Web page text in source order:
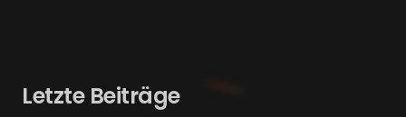
Letzte Beiträge